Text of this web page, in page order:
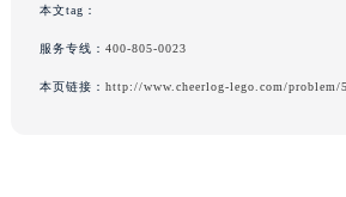
本文tag：
服务专线： 400-805-0023
本页链接： http://www.cheerlog-lego.com/problem/